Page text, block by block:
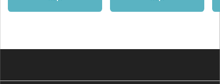
kompletterande produkter? Vi
rekommenderar då något av våra
backspeglar m.m.Stora